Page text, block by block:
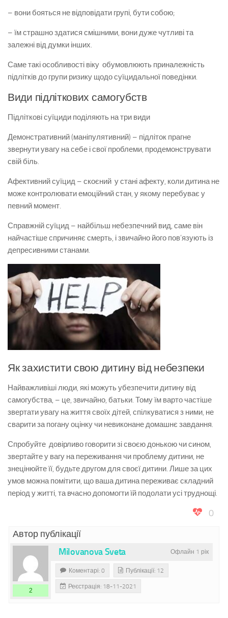
– вони бояться не відповідати групі, бути собою;
– їм страшно здатися смішними, вони дуже чутливі та
залежні від думки інших.
Саме такі особливості віку обумовлюють приналежність
підлітків до групи ризику щодо суїцидальної поведінки.
Види підліткових самогубств
Підліткові суїциди поділяють на три види
Демонстративний (маніпулятивний) – підліток прагне
звернути увагу на себе і свої проблеми, продемонструвати
свій біль.
Афективний суїцид – скоєний у стані афекту, коли дитина не
може контролювати емоційний стан, у якому перебуває у
певний момент.
Справжній суїцид – найбільш небезпечний вид, саме він
найчастіше спричиняє смерть, і звичайно його пов’язують із
депресивними станами.
Як захистити свою дитину від небезпеки
Найважливіші люди, які можуть убезпечити дитину від
самогубства, – це, звичайно, батьки. Тому їм варто частіше
звертати увагу на життя своїх дітей, спілкуватися з ними, не
сварити за погану оцінку чи невиконане домашнє завдання.
Спробуйте довірливо говорити зі своєю донькою чи сином,
звертайте у вагу на переживання чи проблему дитини, не
знецінюйте її, будьте другом для своєї дитини. Лише за цих
умов можна помітити, що ваша дитина переживає складний
період у житті, та вчасно допомогти їй подолати усі труднощі.
0
Автор публікації
Офлайн 1 рік
Milovanova Sveta
2
Коментарі: 0 Публікації: 12
Реєстрація: 18-11-2021